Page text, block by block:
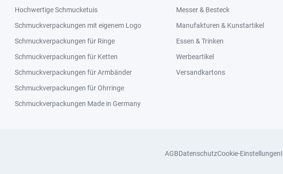
Hochwertige Schmucketuis
Schmuckverpackungen mit eigenem Logo
Schmuckverpackungen für Ringe
Schmuckverpackungen für Ketten
Schmuckverpackungen für Armbänder
Schmuckverpackungen für Ohrringe
Schmuckverpackungen Made in Germany
Messer & Besteck
Manufakturen & Kunstartikel
Essen & Trinken
Werbeartikel
Versandkartons
AGBDatenschutzCookie-Einstellungen